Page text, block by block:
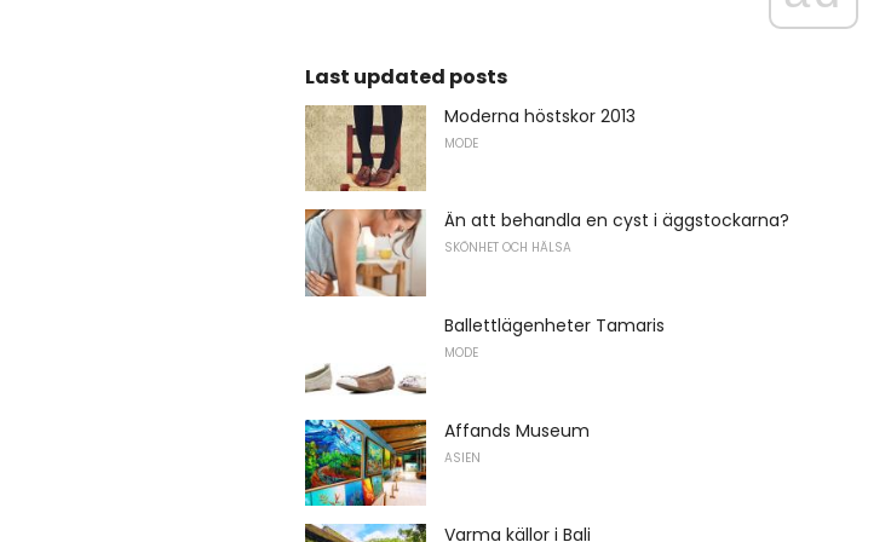
Last updated posts
Moderna höstskor 2013
MODE
Än att behandla en cyst i äggstockarna?
SKÖNHET OCH HÄLSA
Ballettlägenheter Tamaris
MODE
Affands Museum
ASIEN
Varma källor i Bali